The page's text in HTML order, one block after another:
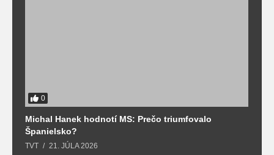
0
Michal Hanek hodnotí MS: Prečo triumfovalo
Španielsko?
TVT 21. JÚLA 2026